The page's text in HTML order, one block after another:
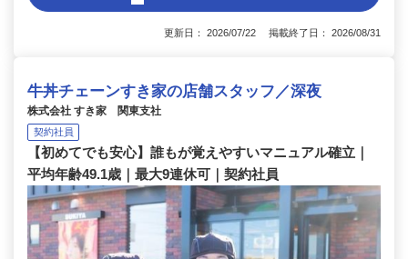
更新日： 2026/07/22 掲載終了日： 2026/08/31
牛丼チェーンすき家の店舗スタッフ／深夜
株式会社 すき家 関東支社
契約社員
【初めてでも安心】誰もが覚えやすいマニュアル確立｜
平均年齢49.1歳｜最大9連休可｜契約社員